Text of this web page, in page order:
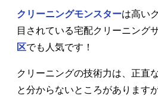
クリーニングモンスターは高い
目されている宅配クリーニング
区でも人気です！
クリーニングの技術力は、正直
と分からないところがあります